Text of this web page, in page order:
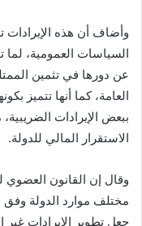
وأضاف أن هذه الإيرادات
السياسات العمومية، لما
عن دورها في تثمين
العامة، كما أنها تتميز
ببعض الإيرادات
الاستقرار المالي للدولة.
وقال إن القانون العضوي
مختلف موارد الدولة وفق
جعل تطوير الإيرادات